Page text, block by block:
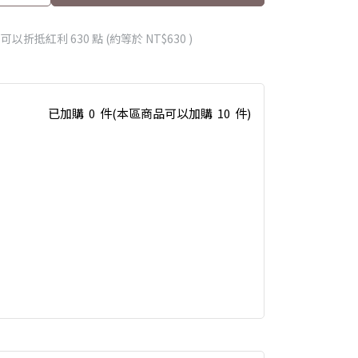
以折抵紅利 630 點 (約等於 NT$630 )
已加購 0 件(本區商品可以加購 10 件)